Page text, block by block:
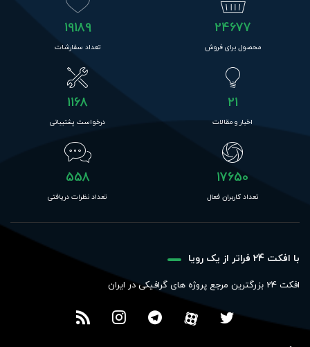
24677
محصول برای فروش
19189
تعداد سفارشات
21
اخبار و مقالات
1168
درخواست پشتیبانی
17650
تعداد کاربران فعال
558
تعداد نظرات دریافتی
با افکت 24 فراتر از یک رویا
افکت 24 بزرگترین مرجع پروژه های گرافیکی در ایران